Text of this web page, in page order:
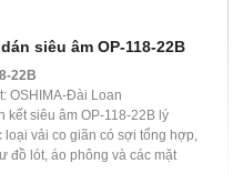
siêu âm OP-118-22B
22B
OSHIMA-Đài Loan
kết siêu âm OP-118-22B lý
loại vải co giãn có sợi tổng hợp,
đồ lót, áo phông và các mặt